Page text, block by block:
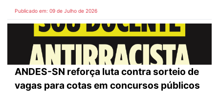
Publicado em: 09 de Julho de 2026
ANDES-SN reforça luta contra sorteio de
vagas para cotas em concursos públicos